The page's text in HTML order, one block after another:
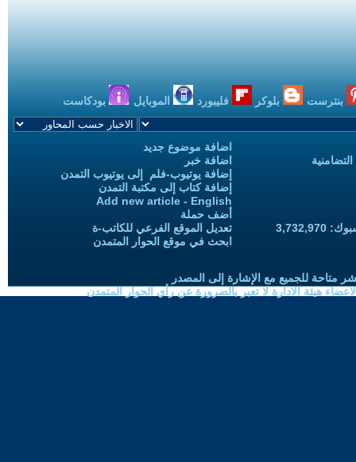
بنترست بلوكر فليبورد الموبايل بودكاست
اضافة موضوع جديد
اضافة خبر
إضافة يوتيوب-فلم إلى يوتيوب التمدن
إضافة كتاب إلى مكتبة التمدن
Add new article - English
أضف حملة
تعديل الموقع الفرعي للكاتب-ة
ابحث في موقع الحوار المتمدن
متاحة للجميع مع الإشارة إلى المصدر
هيئة الادارة لا تعبر بالضرورة عن رأي الحوار المتمدن